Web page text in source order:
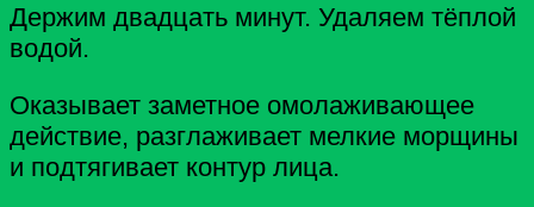
Держим двадцать минут. Удаляем тёплой
водой.
Оказывает заметное омолаживающее
действие, разглаживает мелкие морщины
и подтягивает контур лица.